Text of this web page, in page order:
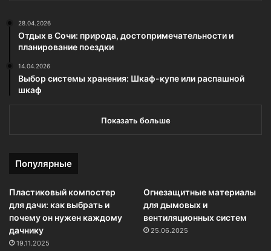
28.04.2026
Отдых в Сочи: природа, достопримечательности и
планирование поездки
14.04.2026
Выбор системы хранения: Шкаф-купе или распашной
шкаф
Показать больше
Популярные
Пластиковый компостер
для дачи: как выбрать и
почему он нужен каждому
дачнику
19.11.2025
Огнезащитные материалы
для дымовых и
вентиляционных систем
25.06.2025